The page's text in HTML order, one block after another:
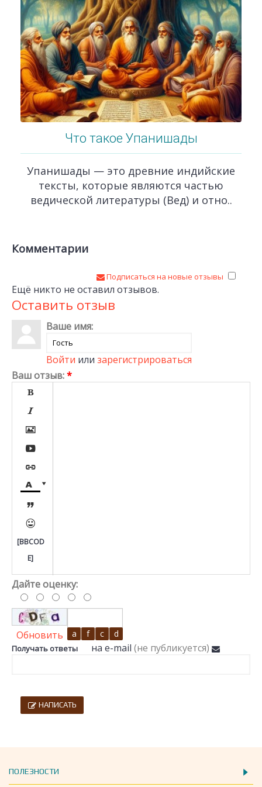
Что такое Упанишады
Упанишады — это древние индийские
тексты, которые являются частью
ведической литературы (Вед) и отно..
Комментарии
Подписаться на новые отзывы
Ещё никто не оставил отзывов.
Оставить отзыв
Ваше имя:
Войти или зарегистрироваться
Ваш отзыв:*









[BBCOD
E]
Дайте оценку:
Обновить
Получать ответы на e-mail (не публикуется)
НАПИСАТЬ
ПОЛЕЗНОСТИ